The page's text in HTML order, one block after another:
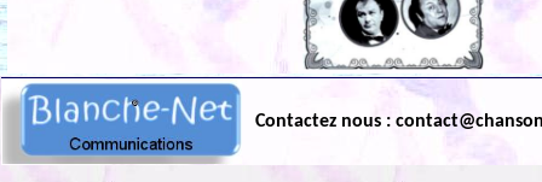
Contactez nous :